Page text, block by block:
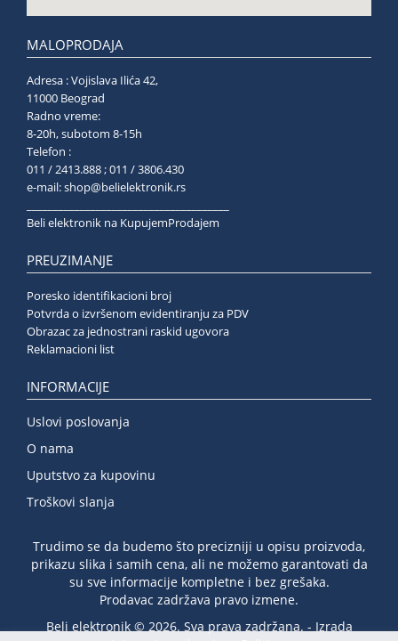
MALOPRODAJA
Adresa : Vojislava Ilića 42,
11000 Beograd
Radno vreme:
8-20h, subotom 8-15h
Telefon :
011 / 2413.888 ; 011 / 3806.430
e-mail:shop@belielektronik.rs
Beli elektronik na KupujemProdajem
PREUZIMANJE
Poresko identifikacioni broj
Potvrda o izvršenom evidentiranju za PDV
Obrazac za jednostrani raskid ugovora
Reklamacioni list
INFORMACIJE
Uslovi poslovanja
O nama
Uputstvo za kupovinu
Troškovi slanja
Trudimo se da budemo što precizniji u opisu proizvoda,
prikazu slika i samih cena, ali ne možemo garantovati da
su sve informacije kompletne i bez grešaka.
Prodavac zadržava pravo izmene.
Beli elektronik © 2026. Sva prava zadržana. - Izrada